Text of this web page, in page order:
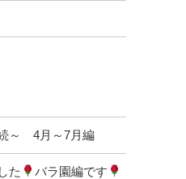
～ 4月～7月編
た バラ園編です